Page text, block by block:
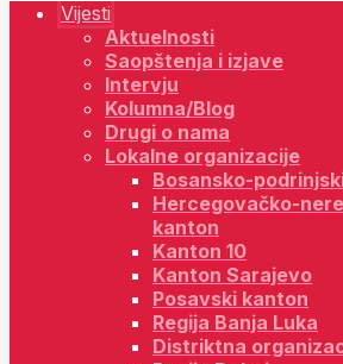
Vijesti
Aktuelnosti
Saopštenja i izjave
Intervju
Kolumna/Blog
Drugi o nama
Lokalne organizacije
Bosansko-
Hercegovačko-
kanton
Kanton 10
Kanton Sarajevo
Posavski kanton
Regija Banja Luka
Distriktna